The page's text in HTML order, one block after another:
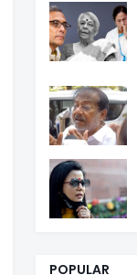
POPULAR